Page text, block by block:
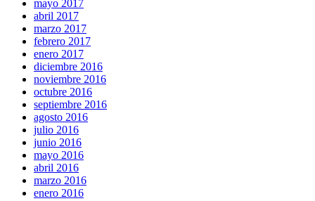
mayo 2017
abril 2017
marzo 2017
febrero 2017
enero 2017
diciembre 2016
noviembre 2016
octubre 2016
septiembre 2016
agosto 2016
julio 2016
junio 2016
mayo 2016
abril 2016
marzo 2016
enero 2016